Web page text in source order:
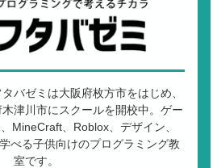
バゼミは大阪府枚方市をはじめ、
津川市にスクールを開校中。ゲー
MineCraft、Roblox、デザイン、
べる子供向けのプログラミング教
室です。